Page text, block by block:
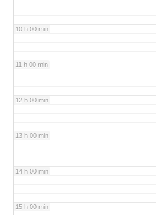
10 h 00 min
11 h 00 min
12 h 00 min
13 h 00 min
14 h 00 min
15 h 00 min